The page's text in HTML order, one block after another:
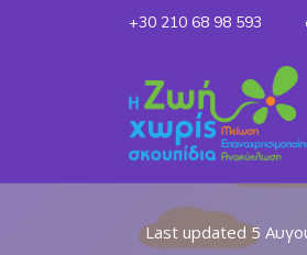
+30 210 68 98 593
Last updated 5